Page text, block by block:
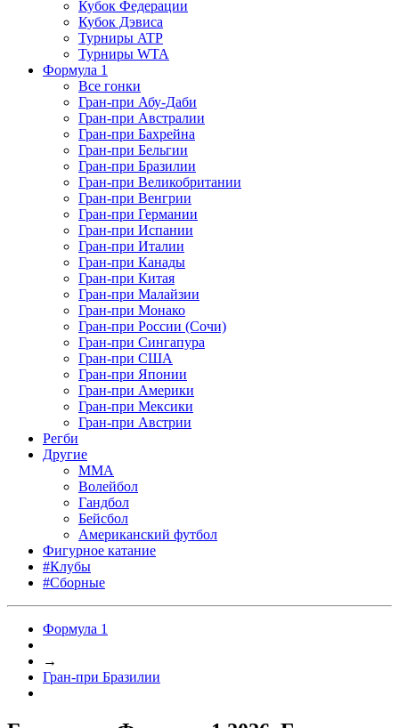
Кубок Федерации
Кубок Дэвиса
Турниры ATP
Турниры WTA
Формула 1
Все гонки
Гран-при Абу-Даби
Гран-при Австралии
Гран-при Бахрейна
Гран-при Бельгии
Гран-при Бразилии
Гран-при Великобритании
Гран-при Венгрии
Гран-при Германии
Гран-при Испании
Гран-при Италии
Гран-при Канады
Гран-при Китая
Гран-при Малайзии
Гран-при Монако
Гран-при России (Сочи)
Гран-при Сингапура
Гран-при США
Гран-при Японии
Гран-при Америки
Гран-при Мексики
Гран-при Австрии
Регби
Другие
MMA
Волейбол
Гандбол
Бейсбол
Американский футбол
Фигурное катание
#Клубы
#Сборные
Формула 1
→
Гран-при Бразилии